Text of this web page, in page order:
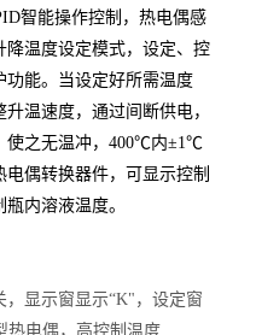
智能操作控制，热电偶感
温度设定模式，设定、控
功能。当设定好所需温度
温速度，通过间断供电，
使之无温冲，400℃内±1℃
偶转换器件，可显示控制
内溶液温度。
，显示窗显示“K"，设定窗
热电偶，高控制温度